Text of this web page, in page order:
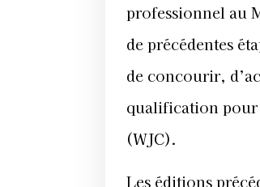
professionnel au
de précédentes
de concourir,
qualification pour
(WJC).
Les éditions